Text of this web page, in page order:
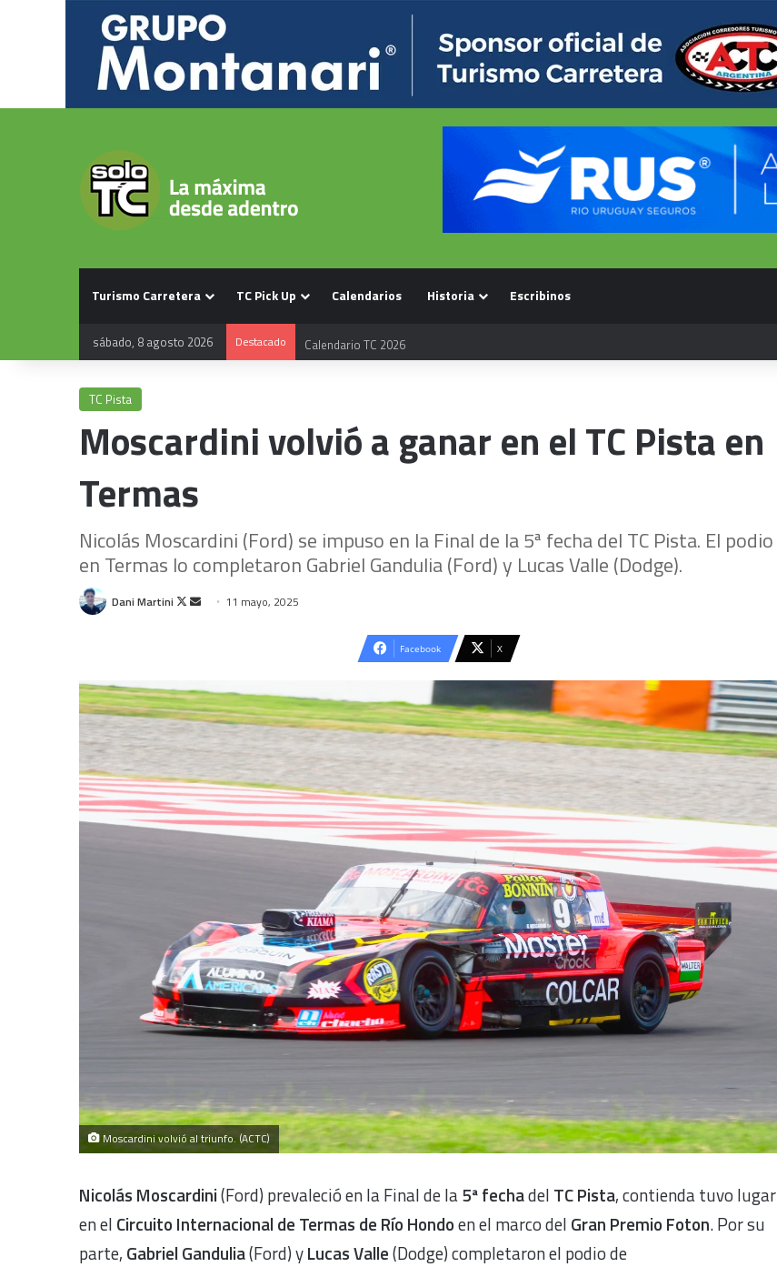
Turismo Carretera TC Pick Up Calendarios Historia Escribinos
sábado, 8 agosto 2026 Destacado Calendario TC 2026
TC Pista
Moscardini volvió a ganar en el TC Pista en
Termas
Nicolás Moscardini (Ford) se impuso en la Final de la 5ª fecha del TC Pista. El podio
en Termas lo completaron Gabriel Gandulia (Ford) y Lucas Valle (Dodge).
Dani Martini
Follow
Send 11 mayo, 2025
Facebook X
Moscardini volvió al triunfo. (ACTC)
Nicolás Moscardini(Ford) prevaleció en la Final de la5ª fechadel TC Pista, contienda tuvo lugar
en el Circuito Internacional de Termas de Río Hondoen el marco del Gran Premio Foton. Por su
parte, Gabriel Gandulia(Ford) yLucas Valle(Dodge) completaron el podio de